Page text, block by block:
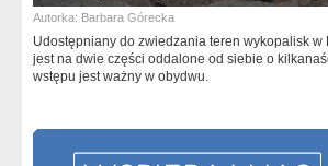
Autorka: Barbara Górecka
Udostępniany do zwiedzania teren wykopalisk
jest na dwie części oddalone od siebie o
wstępu jest ważny w obydwu.